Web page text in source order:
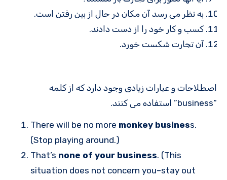
به نظر می رسد آن مکان در حال از بین رفتن است.
کسب و کار خود را از دست دادند.
آن تجارت شکست خورد.
اصطلاحات و عبارات زیادی وجود دارد که از کلمه
“business” استفاده می کنند.
There will be no more monkey business.
(Stop playing around.)
That’s none of your business. (This
situation does not concern you–stay out